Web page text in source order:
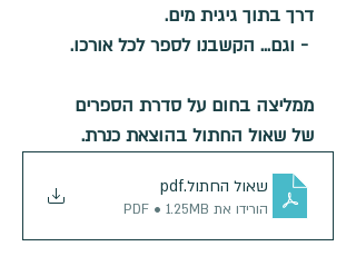
דרך בתוך גיגית מים.
ממליצה בחום על סדרת הספרים
של שאול החתול בהוצאת כנרת.
שאול החתול.pdf
הורידו את PDF • 1.25MB